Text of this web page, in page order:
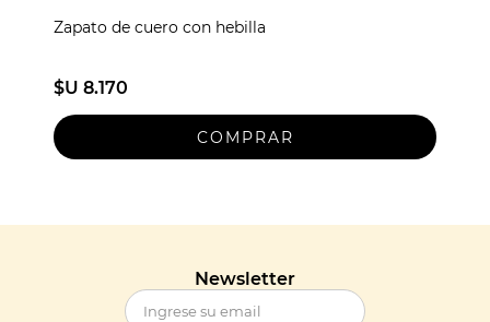
Zapato de cuero con hebilla
$U 8.170
Newsletter